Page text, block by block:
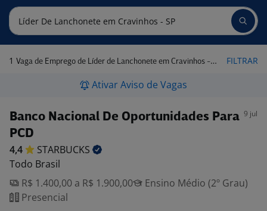
1 Vaga de Emprego de Líder de Lanchonete em Cravinhos - SP FILTRAR
Ativar Aviso de Vagas
Banco Nacional De Oportunidades Para
PCD
9 jul
4,4
STARBUCKS
Todo Brasil
R$ 1.400,00 a R$ 1.900,00
Ensino Médio (2º Grau)
Presencial